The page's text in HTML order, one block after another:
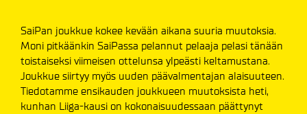
SaiPan joukkue kokee kevään aikana suuria muutoksia.
Moni pitkäänkin SaiPassa pelannut pelaaja pelasi tänään
toistaiseksi viimeisen ottelunsa ylpeästi keltamustana.
Joukkue siirtyy myös uuden päävalmentajan alaisuuteen.
Tiedotamme ensikauden joukkueen muutoksista heti,
kunhan Liiga-kausi on kokonaisuudessaan päättynyt